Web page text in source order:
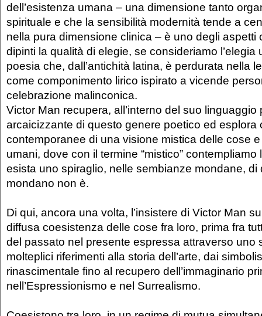
dell’esistenza umana – una dimensione tanto
spirituale e che la sensibilità modernità tende a
nella pura dimensione clinica – è uno degli aspetti
dipinti la qualità di elegie, se consideriamo l’elegia
poesia che, dall’antichità latina, è perdurata nella
come componimento lirico ispirato a vicende
celebrazione malinconica.
Victor Man recupera, all’interno del suo linguaggio
arcaicizzante di questo genere poetico ed esplora
contemporanee di una visione mistica delle cose
umani, dove con il termine “mistico”
esista uno spiraglio, nelle sembianze mondane, di
mondano non è.
Di qui, ancora una volta, l’insistere di Victor Man
diffusa coesistenza delle cose fra loro, prima fra
del passato nel presente espressa attraverso uno
molteplici riferimenti alla storia dell’arte, dai
rinascimentale fino al recupero dell’immaginario
nell’Espressionismo e nel Surrealismo.